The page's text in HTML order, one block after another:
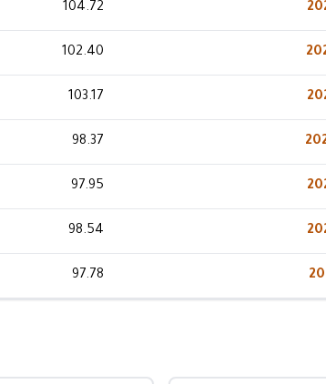
104.72
102.40
103.17
98.37
97.95
98.54
97.78